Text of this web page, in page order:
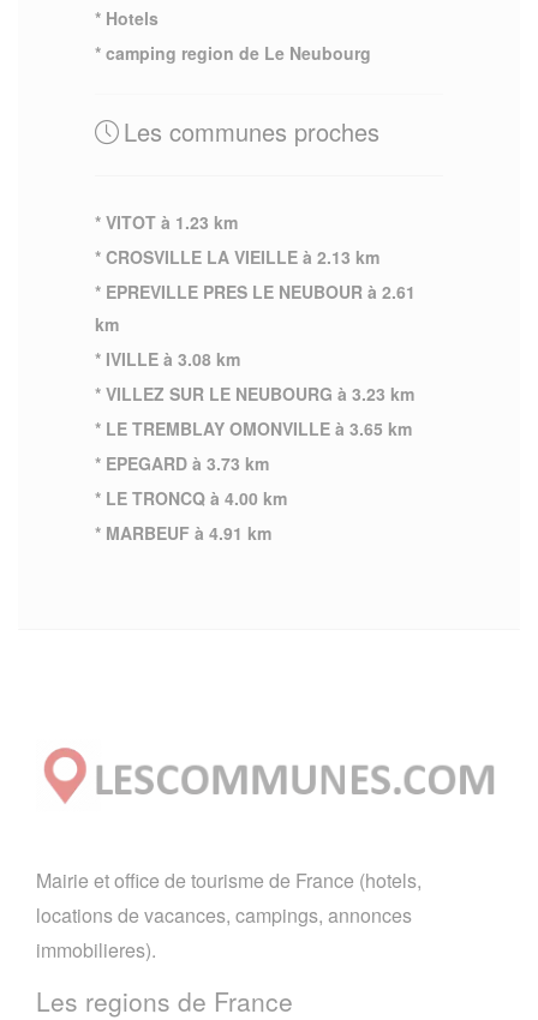
* Hotels
* camping region de Le Neubourg
Les communes proches
* VITOT à 1.23 km
* CROSVILLE LA VIEILLE à 2.13 km
* EPREVILLE PRES LE NEUBOUR à 2.61
km
* IVILLE à 3.08 km
* VILLEZ SUR LE NEUBOURG à 3.23 km
* LE TREMBLAY OMONVILLE à 3.65 km
* EPEGARD à 3.73 km
* LE TRONCQ à 4.00 km
* MARBEUF à 4.91 km
Mairie et office de tourisme de France (hotels,
locations de vacances, campings, annonces
immobilieres).
Les regions de France